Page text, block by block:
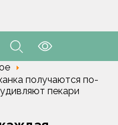
получаются по-
пекари